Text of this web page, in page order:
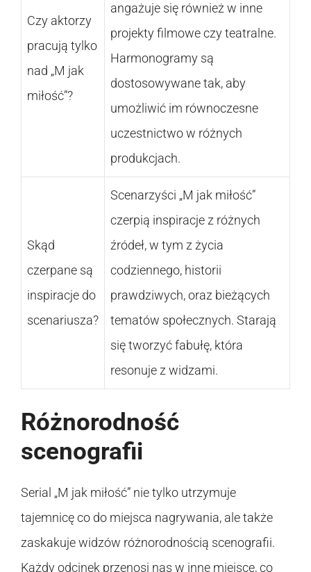
Czy aktorzy
pracują tylko
nad „M jak
miłość”?
angażuje się również w inne
projekty filmowe czy teatralne.
Harmonogramy są
dostosowywane tak, aby
umożliwić im równoczesne
uczestnictwo w różnych
produkcjach.
Skąd
czerpane są
inspiracje do
scenariusza?
Scenarzyści „M jak miłość”
czerpią inspiracje z różnych
źródeł, w tym z życia
codziennego, historii
prawdziwych, oraz bieżących
tematów społecznych. Starają
się tworzyć fabułę, która
resonuje z widzami.
Różnorodność
scenografii
Serial „M jak miłość” nie tylko utrzymuje
tajemnicę co do miejsca nagrywania, ale także
zaskakuje widzów różnorodnością scenografii.
Każdy odcinek przenosi nas w inne miejsce, co